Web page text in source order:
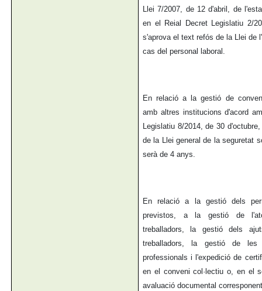
Llei 7/2007, de 12 d'abril, de
en el Reial Decret Legislatiu 2/
s'aprova el text refós de la Llei de
cas del personal laboral.
En relació a la gestió de
amb altres institucions d'acord
Legislatiu 8/2014, de 30
de la Llei general de la seguretat
serà de 4 anys.
En relació a la gestió dels
previstos, a la gestió de
treballadors, la gestió dels
treballadors, la gestió de les
professionals i l'expedició de
en el conveni col·lectiu o, en el
avaluació documental